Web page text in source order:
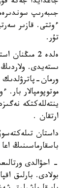
جىبەرىپ
ءوتتى. قازىر
تۇر.
ەلدە 2
ىستەيدى. ولاردىڭ
ورمان-پاترۋلدىك
موتوپومپالار
ينتەللەكتكە
ارتقان .
داستان
باسقارماسىنىڭ
- احۋالدى
بولادى. بارلىق